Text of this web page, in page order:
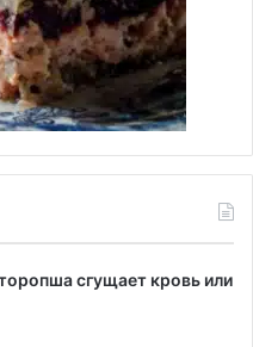
сгущает кровь или